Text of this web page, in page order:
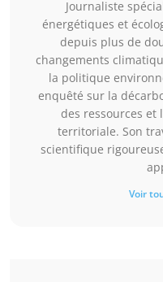
Journaliste
énergétiques et
depuis plus de
changements
la politique
enquêté sur la
des ressources et
territoriale. Son
scientifique
Voir